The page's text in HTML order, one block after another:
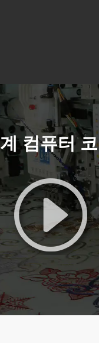
컴퓨터